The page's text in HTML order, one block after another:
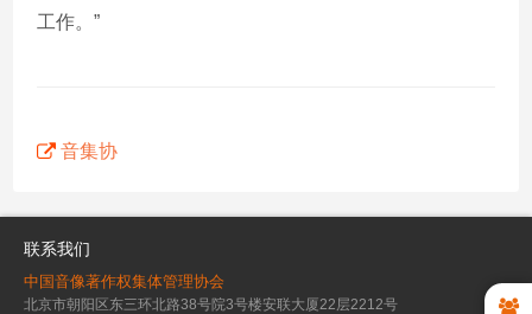
工作。”
音集协
联系我们
中国音像著作权集体管理协会
北京市朝阳区东三环北路38号院3号楼安联大厦22层2212号